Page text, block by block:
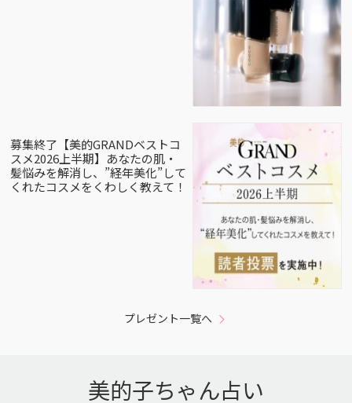
募集終了【美的GRANDベストコ
スメ2026上半期】あなたの肌・
髪悩みを解消し、”経年美化”して
くれたコスメをくわしく教えて！
プレゼント一覧へ
美的子ちゃん占い